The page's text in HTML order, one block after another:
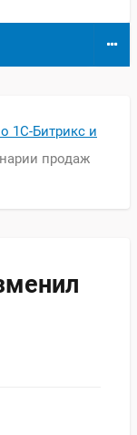
1С-Битрикс и
продаж